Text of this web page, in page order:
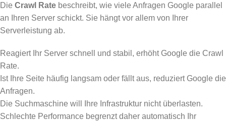
Die Crawl Rate beschreibt, wie viele Anfragen Google parallel
an Ihren Server schickt. Sie hängt vor allem von Ihrer
Serverleistung ab.
Reagiert Ihr Server schnell und stabil, erhöht Google die Crawl
Rate.
Ist Ihre Seite häufig langsam oder fällt aus, reduziert Google die
Anfragen.
Die Suchmaschine will Ihre Infrastruktur nicht überlasten.
Schlechte Performance begrenzt daher automatisch Ihr